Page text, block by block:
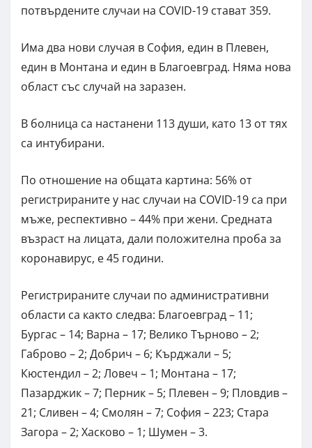
потвърдените случаи на COVID-19 стават 359.
Има два нови случая в София, един в Плевен,
един в Монтана и един в Благоевград. Няма нова
област със случай на заразен.
В болница са настанени 113 души, като 13 от тях
са интубирани.
По отношение на общата картина: 56% от
регистрираните у нас случаи на COVID-19 са при
мъже, респективно – 44% при жени. Средната
възраст на лицата, дали положителна проба за
коронавирус, е 45 години.
Регистрираните случаи по административни
области са както следва: Благоевград – 11;
Бургас – 14; Варна – 17; Велико Търново – 2;
Габрово – 2; Добрич – 6; Кърджали – 5;
Кюстендил – 2; Ловеч – 1; Монтана – 17;
Пазарджик – 7; Перник – 5; Плевен – 9; Пловдив –
21; Сливен – 4; Смолян – 7; София – 223; Стара
Загора – 2; Хасково – 1; Шумен – 3.